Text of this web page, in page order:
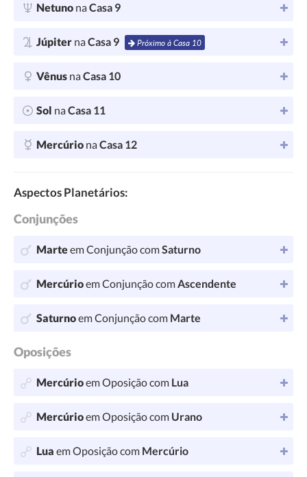
Netuno naCasa 9
Júpiter naCasa 9 Próximo à Casa 10
Vênus naCasa 10
Sol naCasa 11
Mercúrio naCasa 12
Aspectos Planetários:
Conjunções
Marteem Conjunção comSaturno
Mercúrioem Conjunção comAscendente
Saturnoem Conjunção com Marte
Oposições
Mercúrioem Oposição com Lua
Mercúrioem Oposição com Urano
Lua em Oposição com Mercúrio